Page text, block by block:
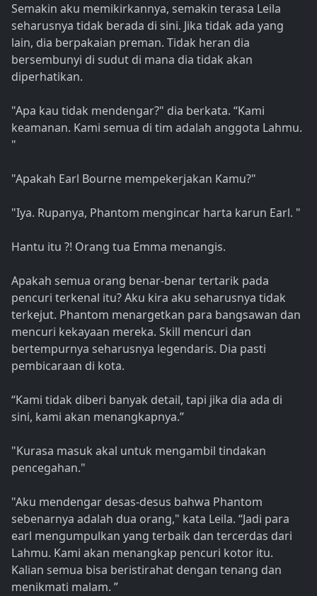
Semakin aku memikirkannya, semakin terasa Leila
seharusnya tidak berada di sini. Jika tidak ada yang
lain, dia berpakaian preman. Tidak heran dia
bersembunyi di sudut di mana dia tidak akan
diperhatikan.
"Apa kau tidak mendengar?" dia berkata. “Kami
keamanan. Kami semua di tim adalah anggota Lahmu.
"
"Apakah Earl Bourne mempekerjakan Kamu?"
"Iya. Rupanya, Phantom mengincar harta karun Earl. "
Hantu itu ?! Orang tua Emma menangis.
Apakah semua orang benar-benar tertarik pada
pencuri terkenal itu? Aku kira aku seharusnya tidak
terkejut. Phantom menargetkan para bangsawan dan
mencuri kekayaan mereka. Skill mencuri dan
bertempurnya seharusnya legendaris. Dia pasti
pembicaraan di kota.
“Kami tidak diberi banyak detail, tapi jika dia ada di
sini, kami akan menangkapnya.”
"Kurasa masuk akal untuk mengambil tindakan
pencegahan."
"Aku mendengar desas-desus bahwa Phantom
sebenarnya adalah dua orang," kata Leila. “Jadi para
earl mengumpulkan yang terbaik dan tercerdas dari
Lahmu. Kami akan menangkap pencuri kotor itu.
Kalian semua bisa beristirahat dengan tenang dan
menikmati malam. ”